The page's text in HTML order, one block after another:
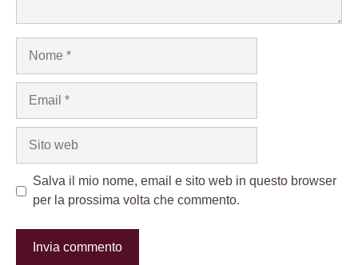
Salva il mio nome, email e sito web in questo browser
per la prossima volta che commento.